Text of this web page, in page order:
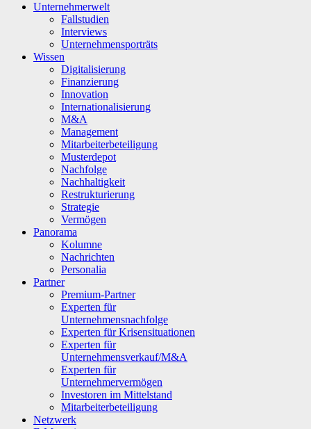
Unternehmerwelt
Fallstudien
Interviews
Unternehmensporträts
Wissen
Digitalisierung
Finanzierung
Innovation
Internationalisierung
M&A
Management
Mitarbeiterbeteiligung
Musterdepot
Nachfolge
Nachhaltigkeit
Restrukturierung
Strategie
Vermögen
Panorama
Kolumne
Nachrichten
Personalia
Partner
Premium-Partner
Experten für
Unternehmensnachfolge
Experten für Krisensituationen
Experten für
Unternehmensverkauf/M&A
Experten für
Unternehmervermögen
Investoren im Mittelstand
Mitarbeiterbeteiligung
Netzwerk